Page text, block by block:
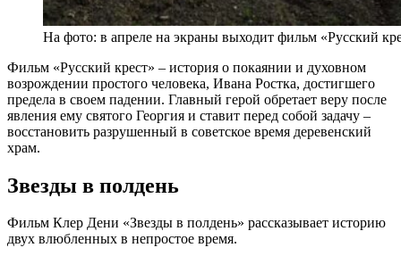
На фото: в апреле на экраны выходит фильм «Русский
Фильм «Русский крест» – история о покаянии и духовном
возрождении простого человека, Ивана Ростка, достигшего
предела в своем падении. Главный герой обретает веру после
явления ему святого Георгия и ставит перед собой задачу –
восстановить разрушенный в советское время деревенский
храм.
Звезды в полдень
Фильм Клер Дени «Звезды в полдень» рассказывает историю
двух влюбленных в непростое время.